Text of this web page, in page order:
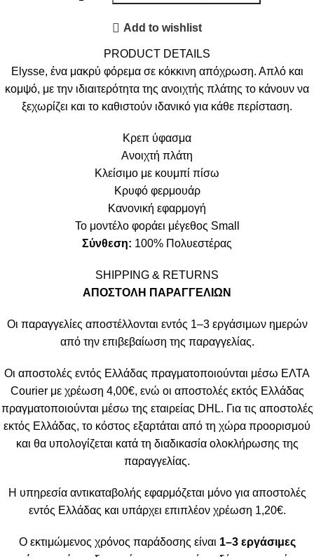
Add to wishlist
PRODUCT DETAILS
Elysse, ένα μακρύ φόρεμα σε κόκκινη απόχρωση. Απλό και
κομψό, με την ιδιαιτερότητα της ανοιχτής πλάτης το κάνουν να
ξεχωρίζει και το καθιστούν ιδανικό για κάθε περίσταση.
Κρεπ ύφασμα
Ανοιχτή πλάτη
Κλείσιμο με κουμπί πίσω
Κρυφό φερμουάρ
Κανονική εφαρμογή
Το μοντέλο φοράει μέγεθος Small
Σύνθεση: 100% Πολυεστέρας
SHIPPING & RETURNS
ΑΠΟΣΤΟΛΗ ΠΑΡΑΓΓΕΛΙΩΝ
Οι παραγγελίες αποστέλλονται εντός 1–3 εργάσιμων ημερών
από την επιβεβαίωση της παραγγελίας.
Οι αποστολές εντός Ελλάδας πραγματοποιούνται μέσω ΕΛΤΑ
Courier με χρέωση 4,00€, ενώ οι αποστολές εκτός Ελλάδας
πραγματοποιούνται μέσω της εταιρείας DHL. Για τις αποστολές
εκτός Ελλάδας, το κόστος εξαρτάται από τη χώρα προορισμού
και θα υπολογίζεται κατά τη διαδικασία ολοκλήρωσης της
παραγγελίας.
Η υπηρεσία αντικαταβολής εφαρμόζεται μόνο για αποστολές
εντός Ελλάδας και υπάρχει επιπλέον χρέωση 1,20€.
Ο εκτιμώμενος χρόνος παράδοσης είναι 1–3 εργάσιμες